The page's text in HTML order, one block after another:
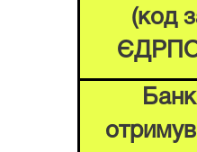
(код
Банк